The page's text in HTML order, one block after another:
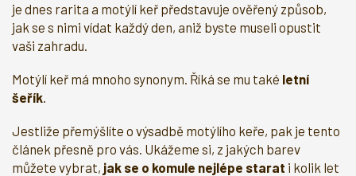
je dnes rarita a motýlí keř představuje ověřený způsob,
jak se s nimi vídat každý den, aniž byste museli opustit
vaši zahradu.
Motýlí keř má mnoho synonym. Říká se mu také letní
šeřík.
Jestliže přemýšlíte o výsadbě motýlího keře, pak je tento
článek přesně pro vás. Ukážeme si, z jakých barev
můžete vybrat, jak se o komule nejlépe starat i kolik let